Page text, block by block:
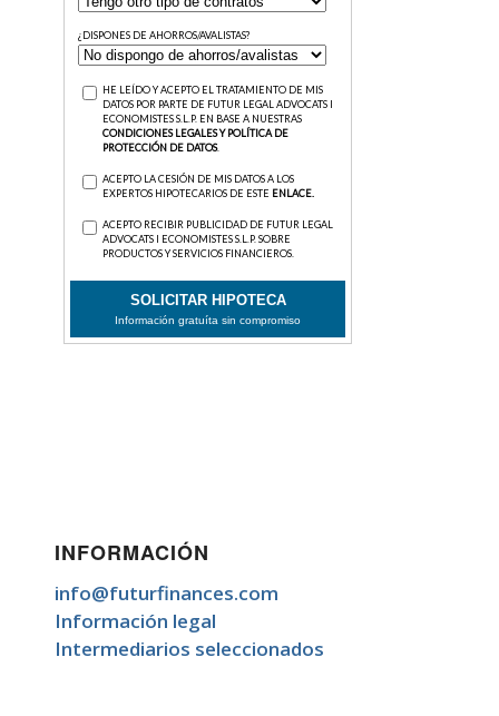
INFORMACIÓN
info@futurfinances.com
Información legal
Intermediarios seleccionados